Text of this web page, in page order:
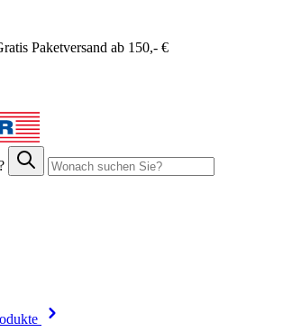
Paketversand ab 150,- €